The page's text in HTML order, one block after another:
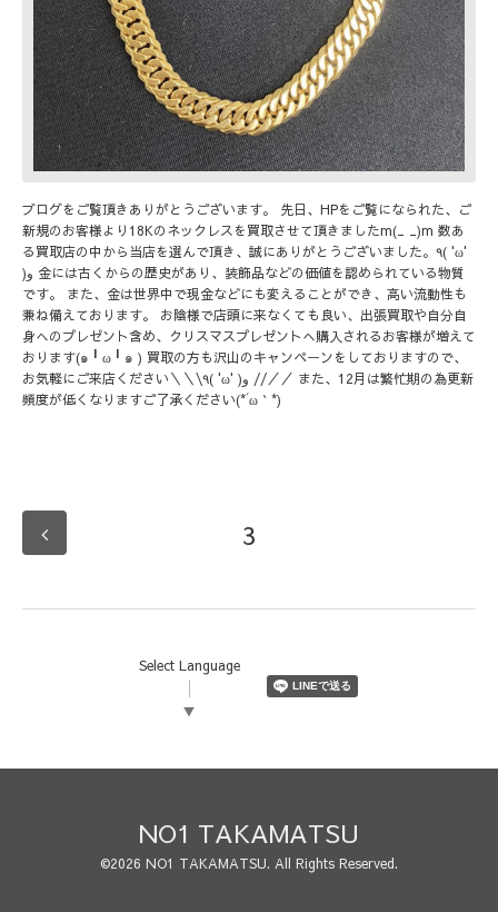
ブログをご覧頂きありがとうございます。 先日、HPをご覧になられた、ご
新規のお客様より18Kのネックレスを買取させて頂きましたm(_ _)m 数あ
る買取店の中から当店を選んで頂き、誠にありがとうございました。٩( 'ω'
)و 金には古くからの歴史があり、装飾品などの価値を認められている物質
です。 また、金は世界中で現金などにも変えることができ、高い流動性も
兼ね備えております。 お陰様で店頭に来なくても良い、出張買取や自分自
身へのプレゼント含め、クリスマスプレゼントへ購入されるお客様が増えて
おります(๑╹ω╹๑ ) 買取の方も沢山のキャンペーンをしておりますので、
お気軽にご来店ください＼＼\٩( 'ω' )و //／／ また、12月は繁忙期の為更新
頻度が低くなりますご了承ください(*´ω｀*)
3
Select Language
▼
NO1 TAKAMATSU
©2026 NO1 TAKAMATSU. All Rights Reserved.